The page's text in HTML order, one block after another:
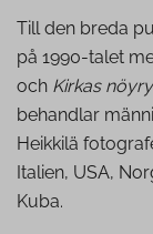
Till den breda
på 1990-talet
och Kirkas
behandlar
Heikkilä
Italien, USA,
Kuba.